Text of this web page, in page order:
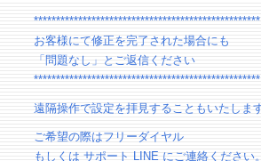
***************************************************
お客様にて修正を完了された場合にも
「問題なし」とご返信ください
***************************************************
遠隔操作で設定を拝見することもいたしま
ご希望の際はフリーダイヤル
もしくは サポート LINE にご連絡ください